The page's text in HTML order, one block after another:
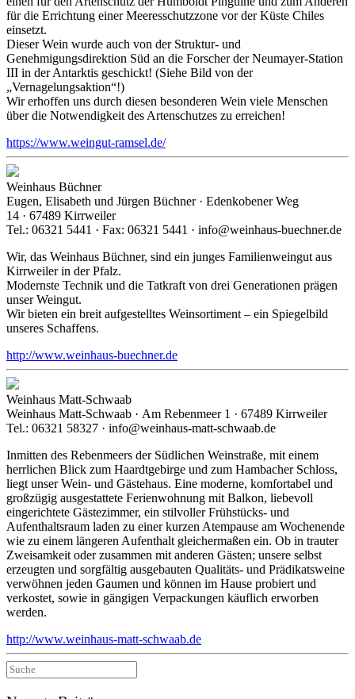
für die Errichtung einer Meeresschutzzone vor der Küste Chiles
einsetzt.
Dieser Wein wurde auch von der Struktur- und
Genehmigungsdirektion Süd an die Forscher der Neumayer-Station
III in der Antarktis geschickt! (Siehe Bild von der
„Vernagelungsaktion“!)
Wir erhoffen uns durch diesen besonderen Wein viele Menschen
über die Notwendigkeit des Artenschutzes zu erreichen!
https://www.weingut-ramsel.de/
Weinhaus Büchner
Eugen, Elisabeth und Jürgen Büchner · Edenkobener Weg
14 · 67489 Kirrweiler
Tel.: 06321 5441 · Fax: 06321 5441 · info@weinhaus-buechner.de
Wir, das Weinhaus Büchner, sind ein junges Familienweingut aus
Kirrweiler in der Pfalz.
Modernste Technik und die Tatkraft von drei Generationen prägen
unser Weingut.
Wir bieten ein breit aufgestelltes Weinsortiment – ein Spiegelbild
unseres Schaffens.
http://www.weinhaus-buechner.de
Weinhaus Matt-Schwaab
Weinhaus Matt-Schwaab · Am Rebenmeer 1 · 67489 Kirrweiler
Tel.: 06321 58327 · info@weinhaus-matt-schwaab.de
Inmitten des Rebenmeers der Südlichen Weinstraße, mit einem
herrlichen Blick zum Haardtgebirge und zum Hambacher Schloss,
liegt unser Wein- und Gästehaus. Eine moderne, komfortabel und
großzügig ausgestattete Ferienwohnung mit Balkon, liebevoll
eingerichtete Gästezimmer, ein stilvoller Frühstücks- und
Aufenthaltsraum laden zu einer kurzen Atempause am Wochenende
wie zu einem längeren Aufenthalt gleichermaßen ein. Ob in trauter
Zweisamkeit oder zusammen mit anderen Gästen; unsere selbst
erzeugten und sorgfältig ausgebauten Qualitäts- und Prädikatsweine
verwöhnen jeden Gaumen und können im Hause probiert und
verkostet, sowie in gängigen Verpackungen käuflich erworben
werden.
http://www.weinhaus-matt-schwaab.de
Suche
nach: